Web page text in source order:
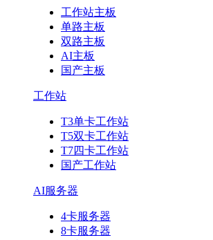
工作站主板
单路主板
双路主板
AI主板
国产主板
工作站
T3单卡工作站
T5双卡工作站
T7四卡工作站
国产工作站
AI服务器
4卡服务器
8卡服务器